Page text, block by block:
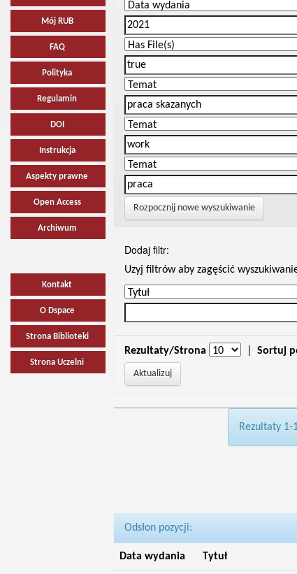
Mój RUB
FAQ
Polityka
Regulamin
DOI
Instrukcja
Aspekty prawne
Open Access
Archiwum
Kontakt
O Dspace
Strona Biblioteki
Strona Uczelni
Rozpocznij nowe wyszukiwanie
Dodaj filtr:
Uzyj filtrów aby zagęścić
Rezultaty/Strona Sortuj
Rezultaty 1-
Odsłon pozycji:
Data wydania Tytuł